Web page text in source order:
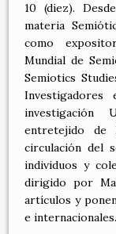
10 (diez).
materia
como
Mundial de
Semiotics
investigación
entretejido de
circulación del
individuos y
dirigido por
artículos y
e internacionales.